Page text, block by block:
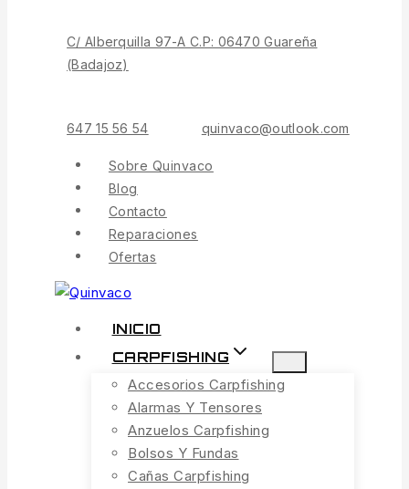
C/ Alberquilla 97-A C.P: 06470 Guareña
(Badajoz)
647 15 56 54 quinvaco@outlook.com
Sobre Quinvaco
Blog
Contacto
Reparaciones
Ofertas
INICIO
CARPFISHING
Accesorios Carpfishing
Alarmas Y Tensores
Anzuelos Carpfishing
Bolsos Y Fundas
Cañas Carpfishing